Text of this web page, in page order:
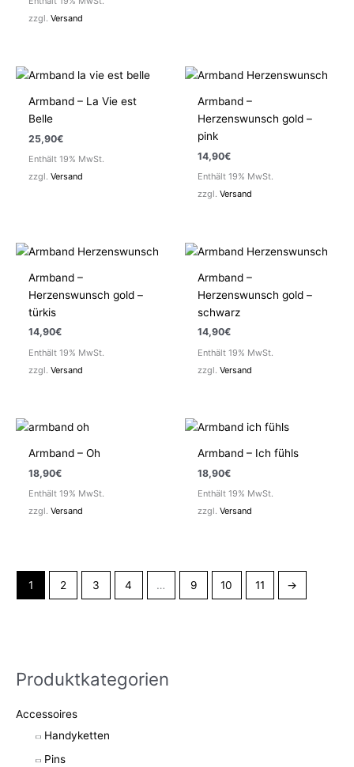
Produktkategorien
Accessoires
Handyketten
Pins
zzgl.Versand
Armband – La Vie est
Belle
25,90€
Enthält 19% MwSt.
zzgl.Versand
Armband –
Herzenswunsch gold –
pink
14,90€
Enthält 19% MwSt.
zzgl.Versand
Armband –
Herzenswunsch gold –
türkis
14,90€
Enthält 19% MwSt.
zzgl.Versand
Armband –
Herzenswunsch gold –
schwarz
14,90€
Enthält 19% MwSt.
zzgl.Versand
Armband – Oh
18,90€
Enthält 19% MwSt.
zzgl.Versand
Armband – Ich fühls
18,90€
Enthält 19% MwSt.
zzgl.Versand
1 2 3 4 … 9 10 11 →